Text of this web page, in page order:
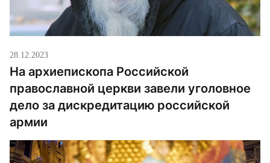
28.12.2023
На архиепископа Российской
православной церкви завели уголовное
дело за дискредитацию российской
армии